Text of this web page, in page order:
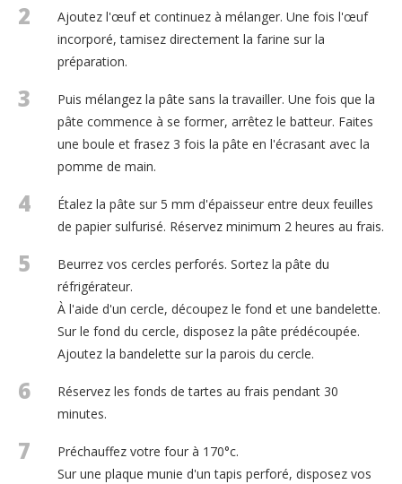
2
Ajoutez l'œuf et continuez à mélanger. Une fois l'œuf
incorporé, tamisez directement la farine sur la
préparation.
3
Puis mélangez la pâte sans la travailler. Une fois que la
pâte commence à se former, arrêtez le batteur. Faites
une boule et frasez 3 fois la pâte en l'écrasant avec la
pomme de main.
4
Étalez la pâte sur 5 mm d'épaisseur entre deux feuilles
de papier sulfurisé. Réservez minimum 2 heures au frais.
5
Beurrez vos cercles perforés. Sortez la pâte du
réfrigérateur.
À l'aide d'un cercle, découpez le fond et une bandelette.
Sur le fond du cercle, disposez la pâte prédécoupée.
Ajoutez la bandelette sur la parois du cercle.
6
Réservez les fonds de tartes au frais pendant 30
minutes.
7
Préchauffez votre four à 170°c.
Sur une plaque munie d'un tapis perforé, disposez vos